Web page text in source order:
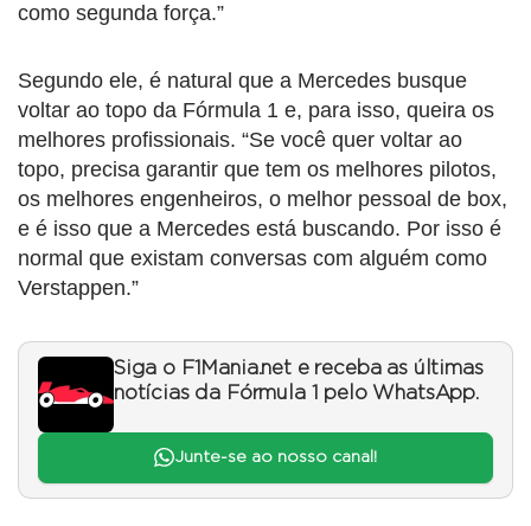
como segunda força.”
Segundo ele, é natural que a Mercedes busque
voltar ao topo da Fórmula 1 e, para isso, queira os
melhores profissionais. “Se você quer voltar ao
topo, precisa garantir que tem os melhores pilotos,
os melhores engenheiros, o melhor pessoal de box,
e é isso que a Mercedes está buscando. Por isso é
normal que existam conversas com alguém como
Verstappen.”
Siga o F1Mania.net e receba as últimas
notícias da Fórmula 1 pelo WhatsApp.
Junte-se ao nosso canal!